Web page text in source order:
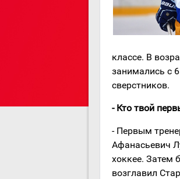
классе. В
занимались с
сверстников.
- Кто твой
- Первым
Афанасьевич
хоккее. Затем
возглавил